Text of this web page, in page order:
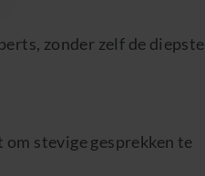
zonder zelf de diepste
stevige gesprekken te